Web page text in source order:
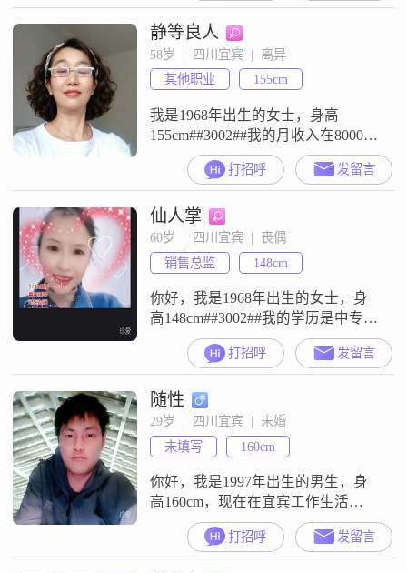
格比较稳重可靠，平时随和易相
处，待人真诚##3002##我觉得自己
责任感比较强，做事情会考虑到后
果，也会尽力去承担该承担的部分
##3002##在生活上，我比较注重家
庭
静等良人
58岁  |  四川宜宾  |  离异
其他职业
155cm
我是1968年出生的女士，身高
155cm##3002##我的月收入在8000一
10000元之间，现在在湛江工作
##3002##我的学历是高中及以下
##3002##性格随和，很好相处，知
足安稳，家庭是我心里最重要的
事，现在定居生活稳定##3002##希
望遇见聊得来##3001##踏实靠谱的
人，愿意来到我这边一起过日子，
往
打招呼 发留言
仙人掌
60岁  |  四川宜宾  |  丧偶
销售总监
148cm
你好，我是1968年出生的女士，身
高148cm##3002##我的学历是中专，
现在在宜宾工作，月收入在3000元
以下##3002##我是一个善解人意的
人，平时比较能理解别人的想法和
感受##3002##我性格独立自信，有
自己的生活节奏，遇到事情习惯自
己拿主意##3002##我平时心态比较
乐观积极，觉得日子总是往前走
的，多
打招呼 发留言
随性
29岁  |  四川宜宾  |  未婚
未填写
160cm
你好，我是1997年出生的男生，身
高160cm，现在在宜宾工作生活
##3002##我的月收入在8001到12000
元之间，学历是高中及以下
##3002##我性格比较外向，平时挺
打招呼 发留言